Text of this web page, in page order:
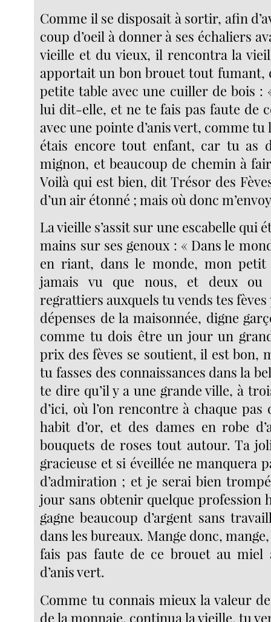
Comme il se disposait à sortir, afin
coup d’oeil à donner à ses échaliers
vieille et du vieux, il rencontra la
apportait un bon brouet tout fumant,
petite table avec une cuiller de bois :
lui dit-elle, et ne te fais pas faute de
avec une pointe d’anis vert, comme tu
étais encore tout enfant, car tu as
mignon, et beaucoup de chemin à
Voilà qui est bien, dit Trésor des
d’un air étonné ; mais où donc
La vieille s’assit sur une escabelle qui
mains sur ses genoux : « Dans le
en riant, dans le monde, mon
jamais vu que nous, et deux ou
regrattiers auxquels tu vends tes
dépenses de la maisonnée, digne
comme tu dois être un jour un
prix des fèves se soutient, il est bon,
tu fasses des connaissances dans la
te dire qu’il y a une grande ville, à
d’ici, où l’on rencontre à chaque pas
habit d’or, et des dames en robe
bouquets de roses tout autour. Ta
gracieuse et si éveillée ne manquera
d’admiration ; et je serai bien
jour sans obtenir quelque profession
gagne beaucoup d’argent sans
dans les bureaux. Mange donc,
fais pas faute de ce brouet au miel
d’anis vert.
Comme tu connais mieux la valeur
de la monnaie, continua la vieille, tu